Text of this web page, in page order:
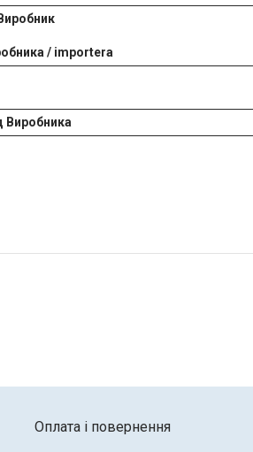
Виробник
/ importera
Виробника
Оплата і повернення